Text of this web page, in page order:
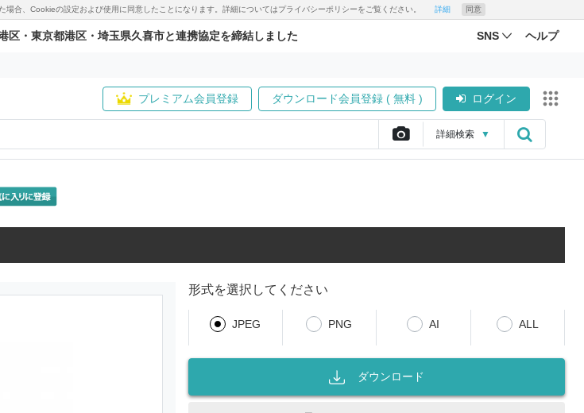
合、Cookieの設定および使用に同意したことになります。詳細についてはプライバシーポリシーをご覧ください。 詳細 同意
区・東京都港区・埼玉県久喜市と連携協定を締結しました SNS ヘルプ
プレミアム会員登録 ダウンロード会員登録 ( 無料 ) ログイン
詳細検索 ▼
形式を選択してください
JPEG PNG AI ALL
ダウンロード